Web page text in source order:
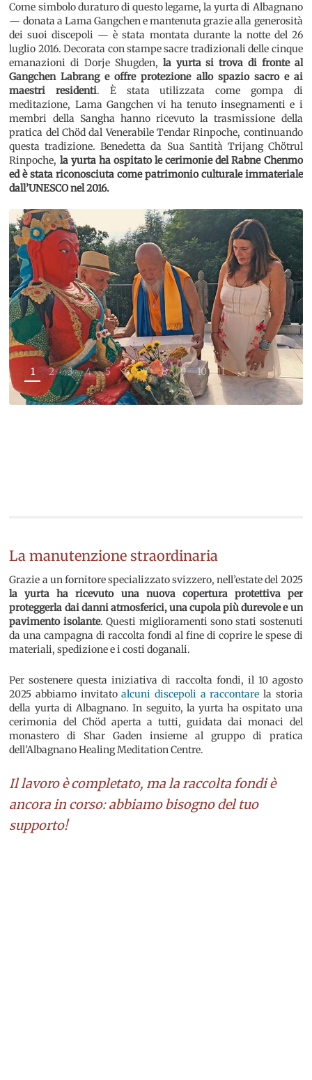
Come simbolo duraturo di questo legame, la yurta di Albagnano
— donata a Lama Gangchen e mantenuta grazie alla generosità
dei suoi discepoli — è stata montata durante la notte del 26
luglio 2016. Decorata con stampe sacre tradizionali delle cinque
emanazioni di Dorje Shugden, la yurta si trova di fronte al
Gangchen Labrang e offre protezione allo spazio sacro e ai
maestri residenti. È stata utilizzata come gompa di
meditazione, Lama Gangchen vi ha tenuto insegnamenti e i
membri della Sangha hanno ricevuto la trasmissione della
pratica del Chöd dal Venerabile Tendar Rinpoche, continuando
questa tradizione. Benedetta da Sua Santità Trijang Chötrul
Rinpoche, la yurta ha ospitato le cerimonie del Rabne Chenmo
ed è stata riconosciuta come patrimonio culturale immateriale
dall’UNESCO nel 2016.
1 2 3 4 5 6 7 8 9 10 11
La manutenzione straordinaria
Grazie a un fornitore specializzato svizzero, nell’estate del 2025
la yurta ha ricevuto una nuova copertura protettiva per
proteggerla dai danni atmosferici, una cupola più durevole e un
pavimento isolante. Questi miglioramenti sono stati sostenuti
da una campagna di raccolta fondi al fine di coprire le spese di
materiali, spedizione e i costi doganali.
Per sostenere questa iniziativa di raccolta fondi, il 10 agosto
2025 abbiamo invitatoalcuni discepoli a raccontare la storia
della yurta di Albagnano. In seguito, la yurta ha ospitato una
cerimonia del Chöd aperta a tutti, guidata dai monaci del
monastero di Shar Gaden insieme al gruppo di pratica
dell’Albagnano Healing Meditation Centre.
Il lavoro è completato, ma la raccolta fondi è
ancora in corso: abbiamo bisogno del tuo
supporto!